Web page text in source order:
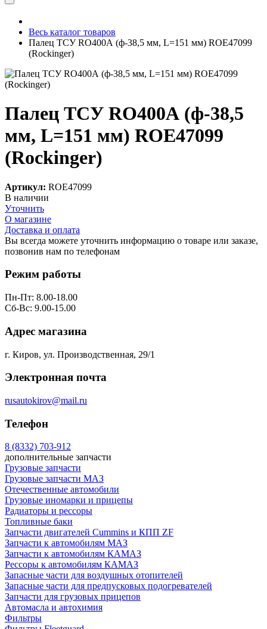
Весь каталог товаров
Палец ТСУ RO400А (ф-38,5 мм, L=151 мм) ROE47099
(Rockinger)
Палец ТСУ RO400А (ф-38,5
мм, L=151 мм) ROE47099
(Rockinger)
Артикул: ROE47099
В наличии
Уточнить
О магазине
Доставка и оплата
Вы всегда можете уточнить информацию о товаре или заказе,
позвонив нам по телефонам
Режим работы
Пн-Пт: 8.00-18.00
Сб-Вс: 9.00-15.00
Адрес магазина
г. Киров, ул. Производственная, 29/1
Электронная почта
rusautokirov@mail.ru
Телефон
8 (8332) 703-912
дополнительные запчасти
Грузовые запчасти
Грузовые запчасти МАЗ
Отечественные автомобили
Грузовые иномарки и прицепы
Радиаторы и рессоры
Топливные баки
Запчасти двигателей Cummins и КПП ZF
Запчасти к автомобилям МАЗ
Запчасти к автомобилям КАМАЗ
Рессоры к автомобилям КАМАЗ
Запасные части для воздушных отопителей
Запасные части для предпусковых подогревателей
Запчасти для грузовых прицепов
Автомасла и автохимия
Фильтры